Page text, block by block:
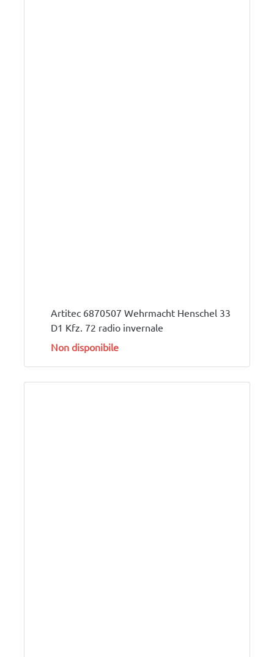
Artitec 6870507 Wehrmacht Henschel 33
D1 Kfz. 72 radio invernale
Non disponibile